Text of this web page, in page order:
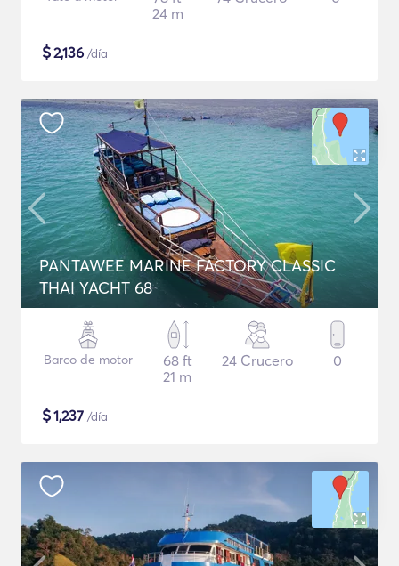
24 m
$2,136 /día
PANTAWEE MARINE FACTORY CLASSIC
THAI YACHT 68
Barco de motor
68 ft
21 m
24 Crucero 0
$1,237 /día